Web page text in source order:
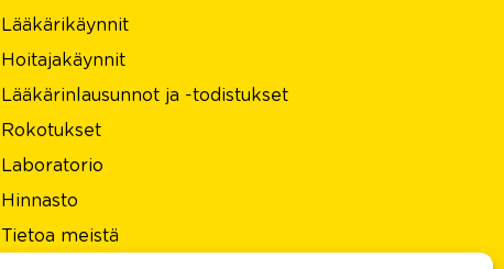
Lääkärikäynnit
Hoitajakäynnit
Lääkärinlausunnot ja -todistukset
Rokotukset
Laboratorio
Hinnasto
Tietoa meistä